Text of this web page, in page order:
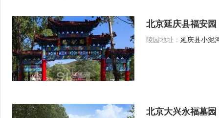
北京延庆县福安园
陵园地址： 延庆县小泥
北京大兴永福墓园